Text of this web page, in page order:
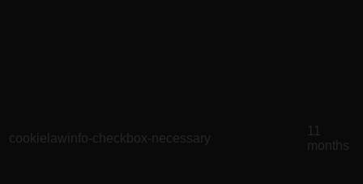
cookielawinfo-checkbox-necessary
11
months